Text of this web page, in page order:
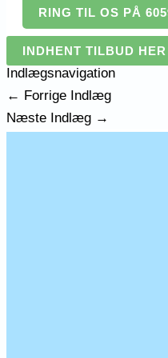
RING TIL OS PÅ
INDHENT TILBUD HER
Indlægsnavigation
← Forrige Indlæg
Næste Indlæg →